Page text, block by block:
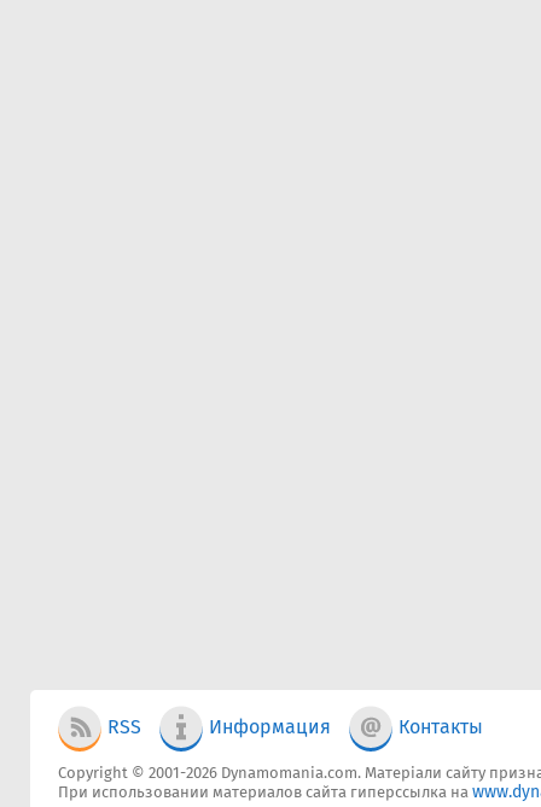
RSS Информация Контакты
Copyright © 2001-2026 Dynamomania.com. Матеріали сайту
При использовании материалов сайта гиперссылка на